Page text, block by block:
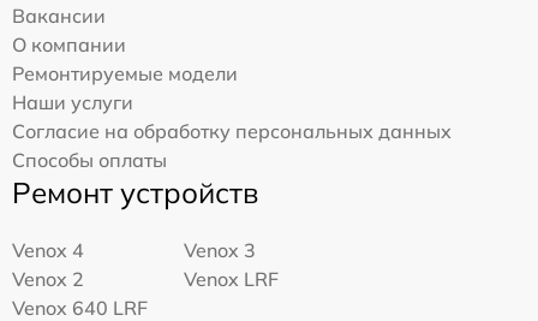
Вакансии
О компании
Ремонтируемые модели
Наши услуги
Согласие на обработку персональных данных
Способы оплаты
Ремонт устройств
Venox 4
Venox 3
Venox 2
Venox LRF
Venox 640 LRF